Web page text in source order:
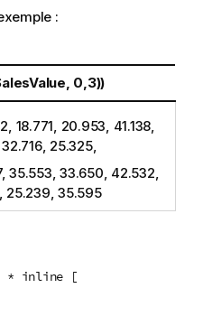
:
0,3))
18.771, 20.953, 41.138,
25.325,
35.553, 33.650, 42.532,
25.239, 35.595
* inline [